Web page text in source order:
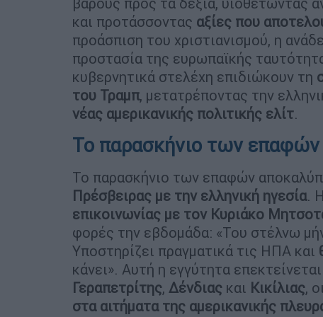
και προτάσσοντας αξίες που
προάσπιση του χριστιανισμού, η
προστασία της ευρωπαϊκής
κυβερνητικά στελέχη επιδιώκουν τη
του Τραμπ, μετατρέποντας την
νέας αμερικανικής πολιτικής ελίτ.
Το παρασκήνιο των
Το παρασκήνιο των επαφών
Πρέσβειρας με την ελληνική ηγεσία.
επικοινωνίας με τον Κυριάκο
φορές την εβδομάδα: «Του στέλνω
Υποστηρίζει πραγματικά τις ΗΠΑ και
κάνει». Αυτή η εγγύτητα
Γεραπετρίτης, Δένδιας και Κικίλιας,
στα αιτήματα της αμερικανικής